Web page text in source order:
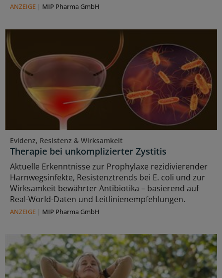
ANZEIGE | MIP Pharma GmbH
Evidenz, Resistenz & Wirksamkeit
Therapie bei unkomplizierter Zystitis
Aktuelle Erkenntnisse zur Prophylaxe rezidivierender
Harnwegsinfekte, Resistenztrends bei E. coli und zur
Wirksamkeit bewährter Antibiotika – basierend auf
Real-World-Daten und Leitlinienempfehlungen.
ANZEIGE | MIP Pharma GmbH